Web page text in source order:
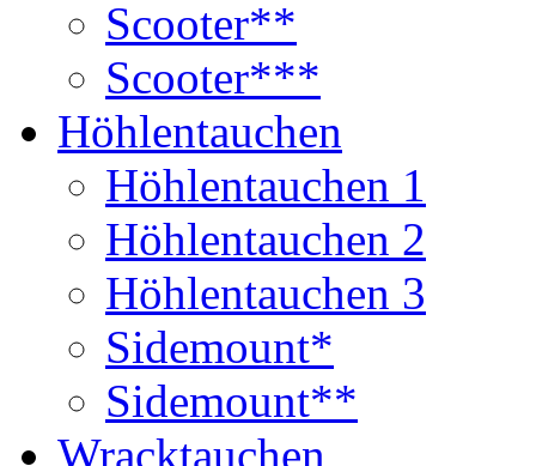
Scooter**
Scooter***
Höhlentauchen
Höhlentauchen 1
Höhlentauchen 2
Höhlentauchen 3
Sidemount*
Sidemount**
Wracktauchen